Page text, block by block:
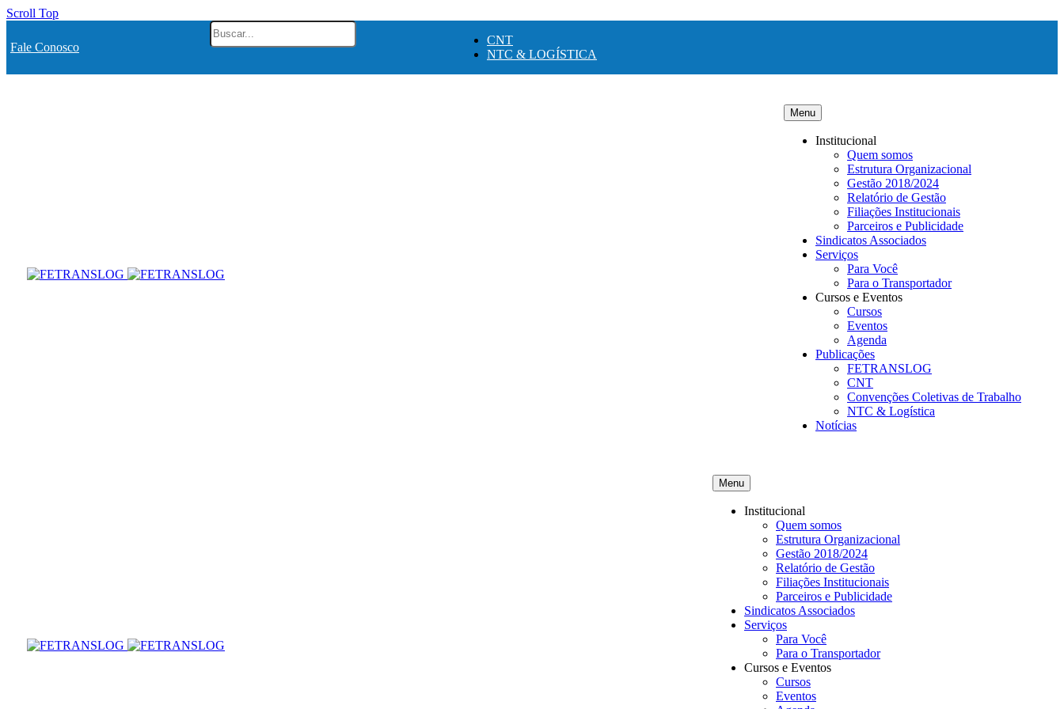
Scroll Top
Fale Conosco
CNT
NTC & LOGÍSTICA
Menu
Institucional
Quem somos
Estrutura Organizacional
Gestão 2018/2024
Relatório de Gestão
Filiações Institucionais
Parceiros e Publicidade
Sindicatos Associados
Serviços
Para Você
Para o Transportador
Cursos e Eventos
Cursos
Eventos
Agenda
Publicações
FETRANSLOG
CNT
Convenções Coletivas de Trabalho
NTC & Logística
Notícias
Menu
Institucional
Quem somos
Estrutura Organizacional
Gestão 2018/2024
Relatório de Gestão
Filiações Institucionais
Parceiros e Publicidade
Sindicatos Associados
Serviços
Para Você
Para o Transportador
Cursos e Eventos
Cursos
Eventos